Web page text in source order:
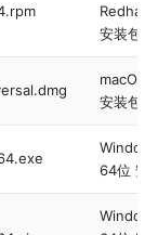
Redhat
安装包
macOS
安装包
64位 安